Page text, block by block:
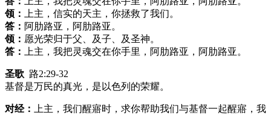
领：
上主，信实的天主，你拯救了我们。
答： 阿肋路亚，阿肋路亚。
领： 愿光荣归于父、及子、及圣神。
答：
上主，我把灵魂交在你手里，阿肋路亚，阿肋路亚。
圣歌 路2:29-32
基督是万民的真光，是以色列的荣耀。
对经：
上主，我们醒寤时，求你帮助我们与基督一起醒寤，我